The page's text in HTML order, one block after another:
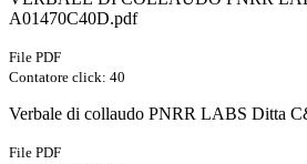
A01470C40D.pdf
File PDF
Contatore click: 40
Verbale di collaudo PNRR LABS Ditta
File PDF